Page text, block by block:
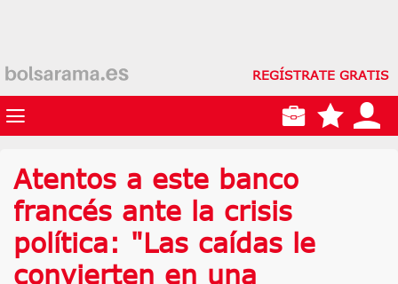
REGÍSTRATE GRATIS
Atentos a este banco
francés ante la crisis
política: "Las caídas le
convierten en una